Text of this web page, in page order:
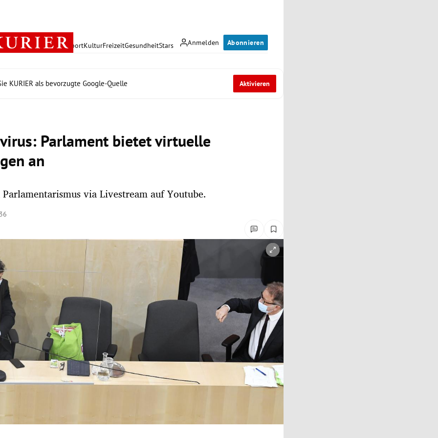
Anmelden Abonnieren
PolitikWirtschaft SportKulturFreizeitGesundheitStars
KURIER als bevorzugte Google-Quelle Aktivieren
Parlament bietet virtuelle
an
via Livestream auf Youtube.
öffnen/schließen